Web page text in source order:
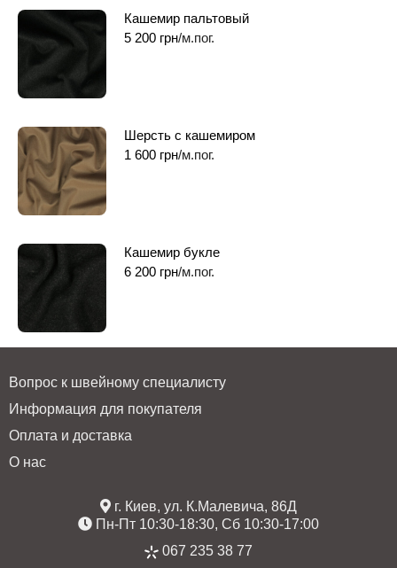
Кашемир пальтовый
5 200 грн/м.пог.
Шерсть с кашемиром
1 600 грн/м.пог.
Кашемир букле
6 200 грн/м.пог.
Вопрос к швейному специалисту
Информация для покупателя
Оплата и доставка
О нас
г. Киев, ул. К.Малевича, 86Д
Пн-Пт 10:30-18:30, Сб 10:30-17:00
067 235 38 77